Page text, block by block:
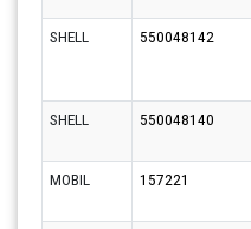
SHELL
550048142
SHELL 550048140
MOBIL
157221